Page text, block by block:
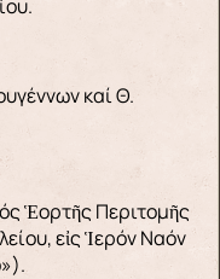
καί Θ.
Ἑορτῆς Περιτομῆς
εἰς Ἱερόν Ναόν